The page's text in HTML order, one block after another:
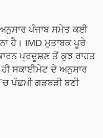
ਪੰਜਾਬ ਸਮੇਤ ਕਈ
ਹੈ। IMD ਮੁਤਾਬਕ ਪੂਰੇ
ਪ੍ਰਦੂਸ਼ਣ ਤੋਂ ਕੁਝ ਰਾਹਤ
ਹੀ ਸਕਾਈਮੇਟ ਦੇ ਅਨੁਸਾਰ
ਪੱਛਮੀ ਗੜਬੜੀ ਬਣੀ